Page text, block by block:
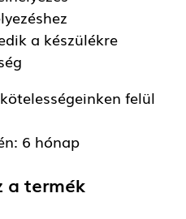
a készülékre
felül
6 hónap
a termék